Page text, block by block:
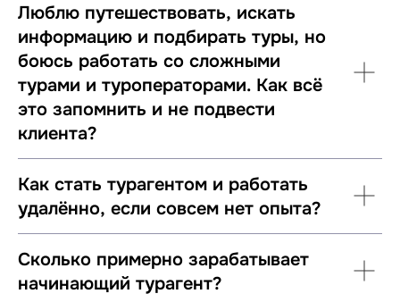
Люблю путешествовать, искать
информацию и подбирать туры, но
боюсь работать со сложными
турами и туроператорами. Как всё
это запомнить и не подвести
клиента?
Как стать турагентом и работать
удалённо, если совсем нет опыта?
Сколько примерно зарабатывает
начинающий турагент?